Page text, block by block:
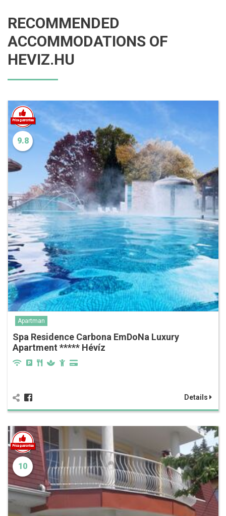
RECOMMENDED
ACCOMMODATIONS OF
HEVIZ.HU
9.8
Apartman
Spa Residence Carbona EmDoNa Luxury
Apartment ***** Hévíz
Details
10